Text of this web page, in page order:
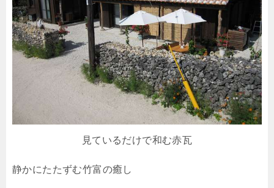
見ているだけで和む赤瓦
静かにたたずむ竹富の癒し